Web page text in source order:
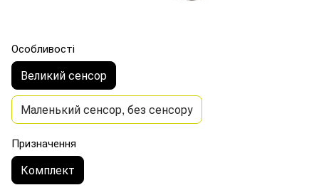
Особливості
Великий сенсор
Маленький сенсор, без сенсору
Призначення
Комплект